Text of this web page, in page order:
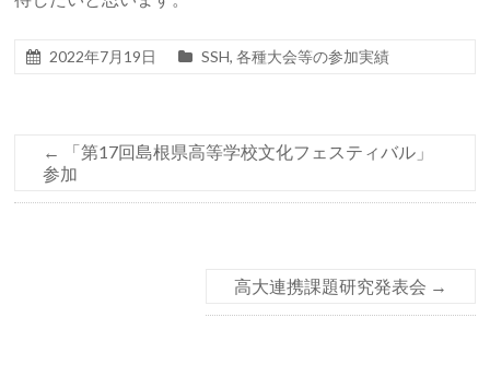
2022年7月19日 SSH,各種大会等の参加実績
←
「第17回島根県高等学校文化フェスティバル」
参加
高大連携課題研究発表会 →